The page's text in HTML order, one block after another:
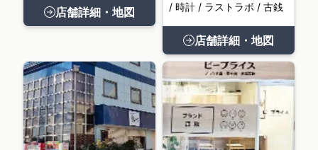
店舗詳細・地図
/ 時計 / ラストラボ / 古銭
店舗詳細・地図